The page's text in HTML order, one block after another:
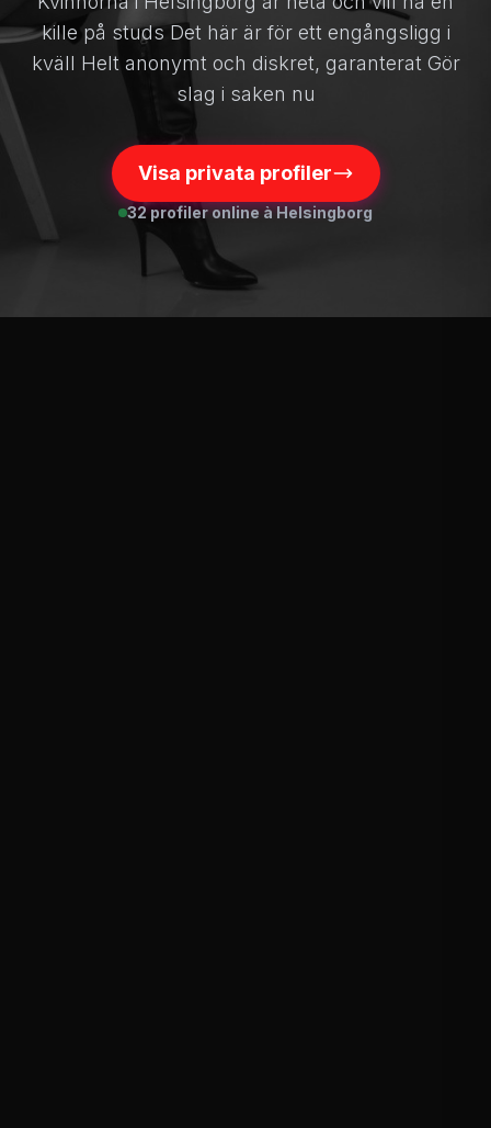
kille på studs Det här är för ett engångsligg i
kväll Helt anonymt och diskret, garanterat Gör
slag i saken nu
Visa privata profiler
32 profiler online à Helsingborg